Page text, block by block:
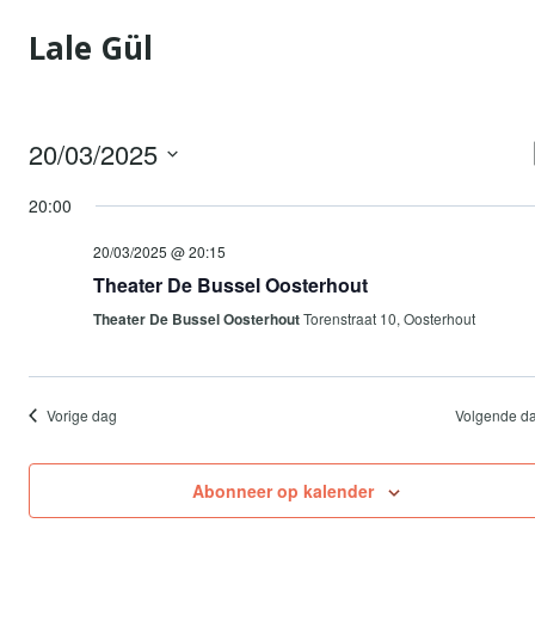
naarLale Gül
20/03/2025
een
20:00
20/03/2025 @ 20:15
Theater De Bussel Oosterhout
Theater De Bussel OosterhoutTorenstraat 10, Oosterhout
Vorige dag Volgende
Abonneer op kalender